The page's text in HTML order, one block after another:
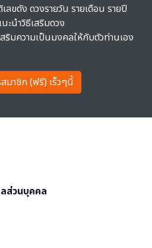
ลขดัง ดวงรายวัน รายเดือน รายปี
ะนำวิธีเสริมดวง
ริมความเป็นมงคลให้กับตัวท่านเอง
มาชิก (ฟรี) เร็วๆนี้
ส่วนบุคคล